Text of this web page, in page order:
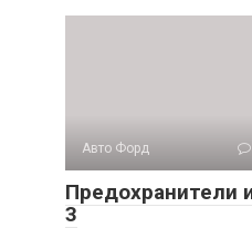
Авто Форд
Предохранители
3